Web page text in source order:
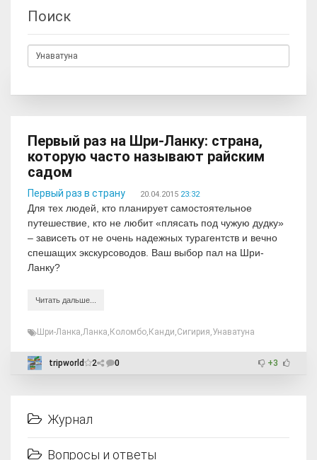
Поиск
Первый раз на Шри-Ланку: страна,
которую часто называют райским
садом
Первый раз в страну 20.04.2015 23:32
Для тех людей, кто планирует самостоятельное
путешествие, кто не любит «плясать под чужую дудку»
– зависеть от не очень надежных турагентств и вечно
спешащих экскурсоводов. Ваш выбор пал на Шри-
Ланку?
Читать дальше...
Шри-Ланка,Ланка, Коломбо, Канди,Сигирия,Унаватуна
tripworld 2 0 +3
Журнал
Вопросы и ответы